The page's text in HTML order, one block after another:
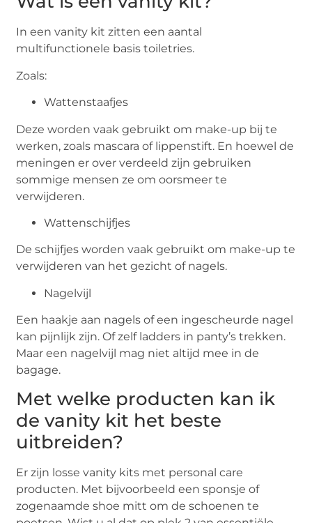
In een vanity kit zitten een aantal
multifunctionele basis toiletries.
Zoals:
Wattenstaafjes
Deze worden vaak gebruikt om make-up bij te
werken, zoals mascara of lippenstift. En hoewel de
meningen er over verdeeld zijn gebruiken
sommige mensen ze om oorsmeer te
verwijderen.
Wattenschijfjes
De schijfjes worden vaak gebruikt om make-up te
verwijderen van het gezicht of nagels.
Nagelvijl
Een haakje aan nagels of een ingescheurde nagel
kan pijnlijk zijn. Of zelf ladders in panty’s trekken.
Maar een nagelvijl mag niet altijd mee in de
bagage.
Met welke producten kan ik
de vanity kit het beste
uitbreiden?
Er zijn losse vanity kits met personal care
producten. Met bijvoorbeeld een sponsje of
zogenaamde shoe mitt om de schoenen te